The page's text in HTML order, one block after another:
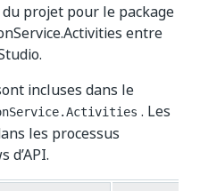
projet pour le package
entre
incluses dans le
. Les
les processus